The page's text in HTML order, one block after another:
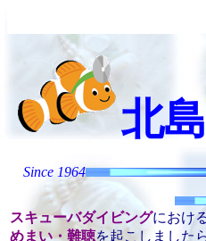
北
Since 1964
スキューバダイビングにおけ
めまい・難聴を起こしました